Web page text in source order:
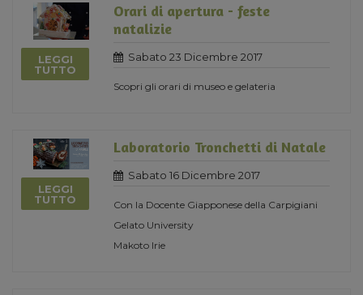
LEGGI
TUTTO
Orari di apertura - feste
natalizie
Sabato 23 Dicembre 2017
Scopri gli orari di museo e gelateria
LEGGI
TUTTO
Laboratorio Tronchetti di Natale
Sabato 16 Dicembre 2017
Con la Docente Giapponese della Carpigiani
Gelato University
Makoto Irie